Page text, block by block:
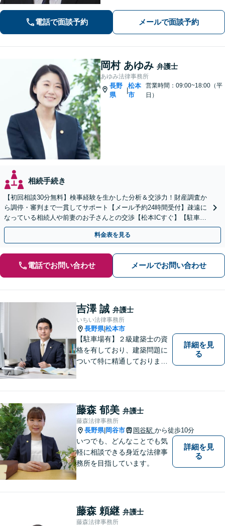
頼者様と共に歩みます。お一人で悩ま
ず是非ご相談ください。
電話で面談予約 メールで面談予約
岡村 あゆみ 弁護士
あゆみ法律事務所
長野
県
|
松本
市
営業時間：09:00~18:00（平
日）
相続手続き
【初回相談30分無料】検事経験を生かした分析＆交渉力！財産調査か
ら調停・審判まで一貫してサポート【メール予約24時間受付】疎遠に
なっている相続人や前妻のお子さんとの交渉【松本ICすぐ】【駐車場
あり】話しやすい雰囲気の事務所
料金表を見る
電話でお問い合わせ メールでお問い合わせ
吉澤 誠 弁護士
いちい法律事務所
長野県|松本市
【駐車場有】２級建築士の資
格を有しており、建築問題に
ついて特に精通しておりま
対応を心がけております。お
忙しい方もお気軽にご相談く
ださい。
詳細を見
る
藤森 郁美 弁護士
藤森法律事務所
長野県| 岡谷市 岡谷駅 から徒歩10分
いつでも、どんなことでも気
軽に相談できる身近な法律事
務所を目指しています。
詳細を見
る
藤森 頼継 弁護士
藤森法律事務所